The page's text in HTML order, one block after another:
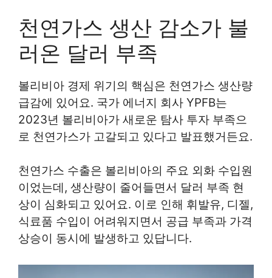
천연가스 생산 감소가 불
러온 달러 부족
볼리비아 경제 위기의 핵심은 천연가스 생산량
급감에 있어요. 국가 에너지 회사 YPFB는
2023년 볼리비아가 새로운 탐사 투자 부족으
로 천연가스가 고갈되고 있다고 발표했거든요.
천연가스 수출은 볼리비아의 주요 외화 수입원
이었는데, 생산량이 줄어들면서 달러 부족 현
상이 심화되고 있어요. 이로 인해 휘발유, 디젤,
식료품 수입이 어려워지면서 공급 부족과 가격
상승이 동시에 발생하고 있답니다.